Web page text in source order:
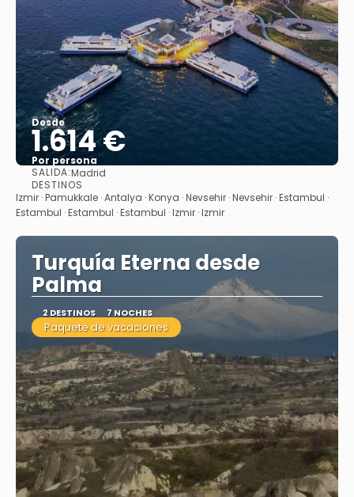
Desde
1.614 €
Por persona
SALIDA:Madrid
DESTINOS
Izmir · Pamukkale · Antalya · Konya · Nevsehir · Nevsehir · Estambul ·
Estambul · Estambul · Estambul · Izmir · Izmir
Turquía Eterna desde
Palma
2 DESTINOS 7 NOCHES
Paquete de vacaciones